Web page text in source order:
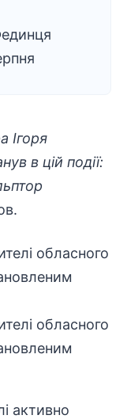
Ігоря
в цій події:
активно